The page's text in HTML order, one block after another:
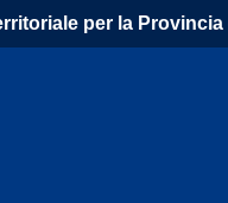
per la